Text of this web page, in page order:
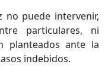
no puede intervenir,
particulares, ni
planteados ante la
indebidos.